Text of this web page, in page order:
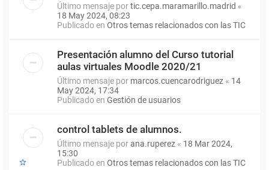
Último mensaje portic.cepa.maramarillo.madrid «
18 May 2024, 08:23
Publicado en Otros temas relacionados con las TIC
Presentación alumno del Curso tutorial
aulas virtuales Moodle 2020/21
Último mensaje por marcos.cuencarodriguez « 14
May 2024, 17:34
Publicado en Gestión de usuarios
control tablets de alumnos.
Último mensaje porana.ruperez « 18 Mar 2024,
15:30
Publicado en Otros temas relacionados con las TIC